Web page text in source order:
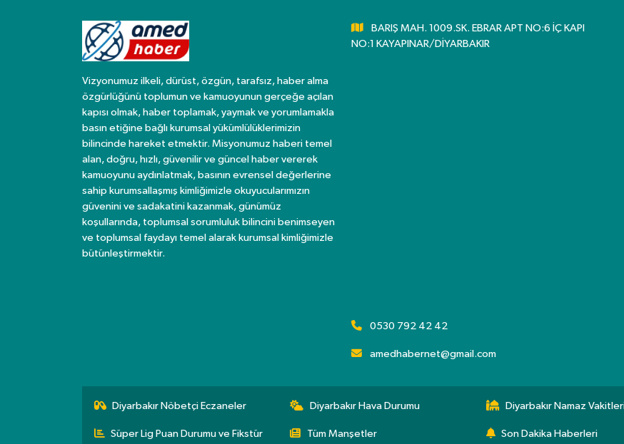
Vizyonumuz ilkeli, dürüst, özgün, tarafsız, haber alma
özgürlüğünü toplumun ve kamuoyunun gerçeğe açılan
kapısı olmak, haber toplamak, yaymak ve yorumlamakla
basın etiğine bağlı kurumsal yükümlülüklerimizin
bilincinde hareket etmektir. Misyonumuz haberi temel
alan, doğru, hızlı, güvenilir ve güncel haber vererek
kamuoyunu aydınlatmak, basının evrensel değerlerine
sahip kurumsallaşmış kimliğimizle okuyucularımızın
güvenini ve sadakatini kazanmak, günümüz
koşullarında, toplumsal sorumluluk bilincini benimseyen
ve toplumsal faydayı temel alarak kurumsal kimliğimizle
bütünleştirmektir.
BARIŞ MAH. 1009.SK. EBRAR APT NO:6 İÇ KAPI
NO:1 KAYAPINAR/DİYARBAKIR
0530 792 42 42
amedhabernet@gmail.com
Diyarbakır Nöbetçi Eczaneler Diyarbakır Hava Durumu Diyarbakır Namaz
Süper Lig Puan Durumu ve Fikstür Tüm Manşetler Son Dakika Haberleri